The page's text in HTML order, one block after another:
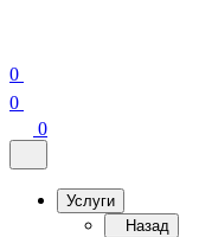
0
0
0
Услуги
Назад